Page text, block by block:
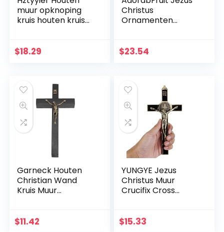
muur opknoping
kruis houten kruis
kruis, Jezus Christus
$18.29
Christus
Ornamenten
Huis
Grootte: 17,6 cm)
$23.54
Garneck Houten
Christian Wand
Kruis Muur
Jezus Kruis
$11.42
YUNGYE Jezus
Christus Muur
Crucifix Cross
Jezus Christus Op
$15.33